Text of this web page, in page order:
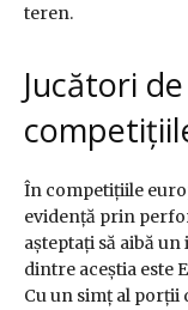
teren.
Jucători
În competițiile
evidență prin
așteptați să aibă
dintre aceștia este
Cu un simț al porții